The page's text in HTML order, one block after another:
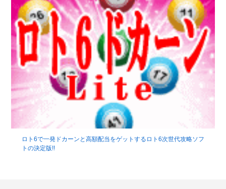
ロト6で一発ドカーンと高額配当をゲットするロト6次世代攻略ソフ
トの決定版!!